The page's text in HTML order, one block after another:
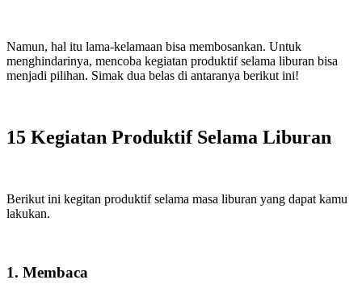
Namun, hal itu lama-kelamaan bisa membosankan. Untuk
menghindarinya, mencoba kegiatan produktif selama liburan bisa
menjadi pilihan. Simak dua belas di antaranya berikut ini!
15 Kegiatan Produktif Selama Liburan
Berikut ini kegitan produktif selama masa liburan yang dapat kamu
lakukan.
1. Membaca